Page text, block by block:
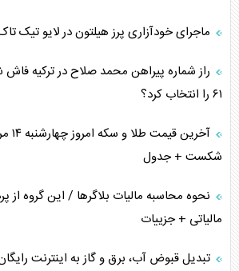
اعتراف غرب به قدرت ایران در تثبیت معادلات
خطای راهبردی ترامپ مقابل برزیل
ماجرای خودآزاری پرز هیلتون در لایو تیک
راز شماره پیراهن محمد صلاح در ترکیه فاش
۶۱ را انتخاب کرد؟
شکست + جدول
نحوه محاسبه مالیات بلاگر‌ها / این گروه از
مالیاتی + جزییات
تبدیل قبوض آب، برق و گاز به اینترنت